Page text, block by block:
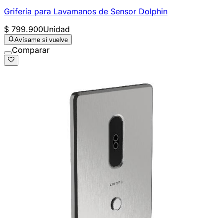
Grifería para Lavamanos de Sensor Dolphin
$ 799.900Unidad
Avísame si vuelve
Comparar